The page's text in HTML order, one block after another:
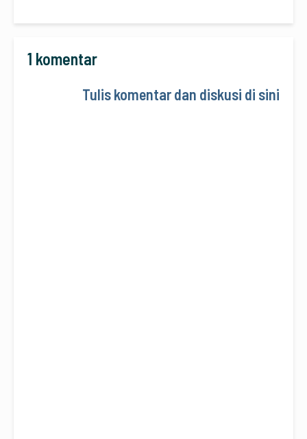
1 komentar
Tulis komentar dan diskusi di sini